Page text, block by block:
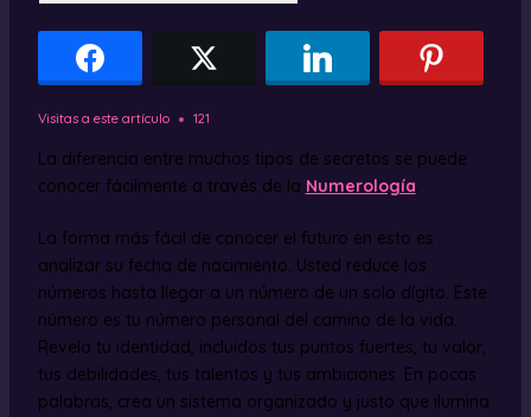
Visitas a este artículo 121
La diferencia entre muchos tipos de secretos se puede
conocer fácilmente a través de la Numerología.
La forma más fácil de conocer el futuro en esto es
analizar su fecha de nacimiento. Usted reduce los
números hasta llegar a un número de un solo dígito. Este
número es tu número personal del camino de la vida.
Revela tu identidad, incluidos tus puntos fuertes, tu valor,
tus debilidades, tus talentos y tus ambiciones. En pocas
palabras, crea un sistema organizado y justo que ilumina